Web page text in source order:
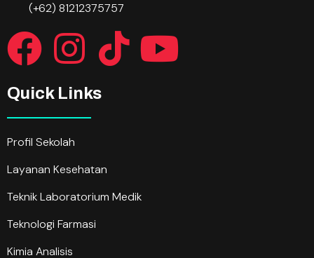
(+62) 81212375757
Quick Links
Profil Sekolah
Layanan Kesehatan
Teknik Laboratorium Medik
Teknologi Farmasi
Kimia Analisis